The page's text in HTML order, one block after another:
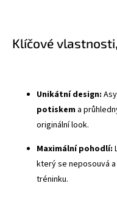
Klíčové
Unikátní design:
potiskem a
originální look.
Maximální pohodlí:
který se neposouvá
tréninku.